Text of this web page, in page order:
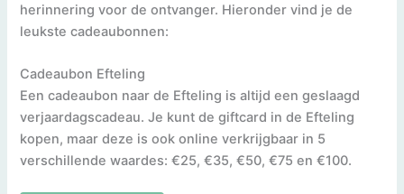
herinnering voor de ontvanger. Hieronder vind je de
leukste cadeaubonnen:
Cadeaubon Efteling
Een cadeaubon naar de Efteling is altijd een geslaagd
verjaardagscadeau. Je kunt de giftcard in de Efteling
kopen, maar deze is ook online verkrijgbaar in 5
verschillende waardes: €25, €35, €50, €75 en €100.